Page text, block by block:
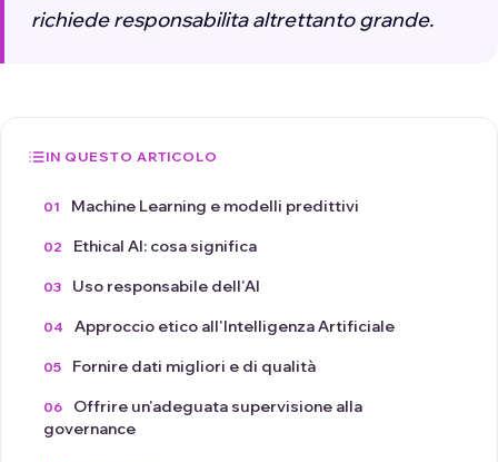
richiede responsabilita altrettanto grande.
IN QUESTO ARTICOLO
Machine Learning e modelli predittivi
Ethical AI: cosa significa
Uso responsabile dell'AI
Approccio etico all'Intelligenza Artificiale
Fornire dati migliori e di qualità
Offrire un'adeguata supervisione alla
governance